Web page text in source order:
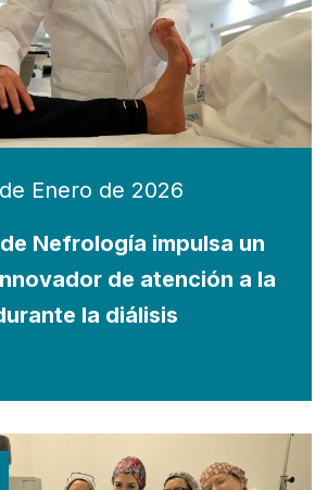
Enero de 2026
Nefrología impulsa un
de atención a la
la diálisis